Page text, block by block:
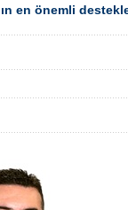
en önemli